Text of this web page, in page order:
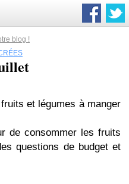
blog !
et légumes à manger
de consommer les fruits
questions de budget et